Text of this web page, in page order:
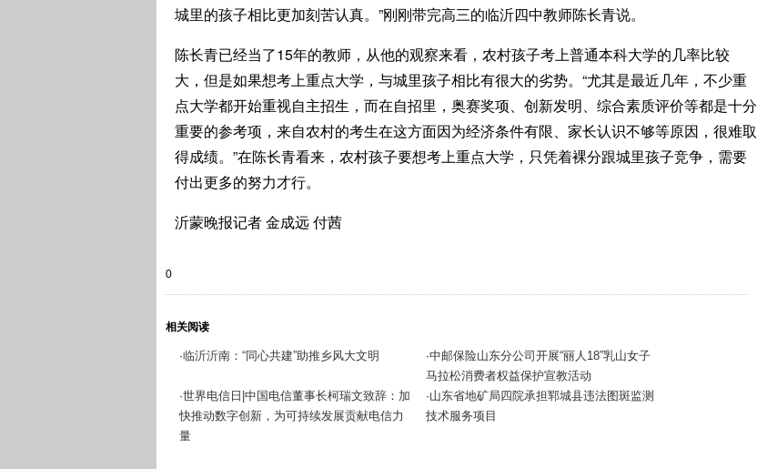
城里的孩子相比更加刻苦认真。”刚刚带完高三的临沂四中教师陈长青说。
陈长青已经当了15年的教师，从他的观察来看，农村孩子考上普通本科大学的几率比较
大，但是如果想考上重点大学，与城里孩子相比有很大的劣势。“尤其是最近几年，不少重
点大学都开始重视自主招生，而在自招里，奥赛奖项、创新发明、综合素质评价等都是十分
重要的参考项，来自农村的考生在这方面因为经济条件有限、家长认识不够等原因，很难取
得成绩。”在陈长青看来，农村孩子要想考上重点大学，只凭着裸分跟城里孩子竞争，需要
付出更多的努力才行。
沂蒙晚报记者 金成远 付茜
0
相关阅读
·临沂沂南：“同心共建”助推乡风大文明 ·中邮保险山东分公司开展“丽人18”乳山女子
马拉松消费者权益保护宣教活动
·世界电信日|中国电信董事长柯瑞文致辞：加
快推动数字创新，为可持续发展贡献电信力
量
·山东省地矿局四院承担郓城县违法图斑监测
技术服务项目